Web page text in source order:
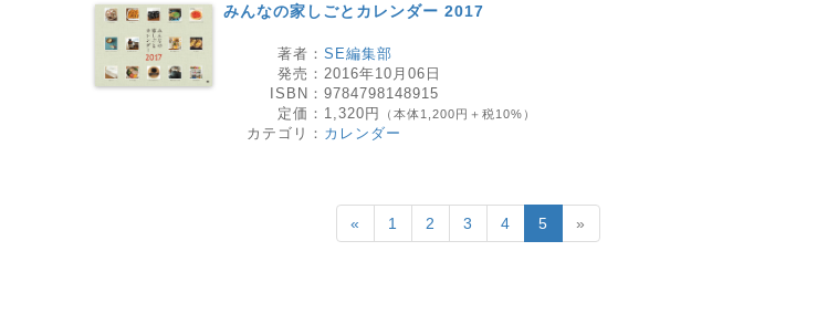
みんなの家しごとカレンダー 2017
著者： SE編集部
発売： 2016年10月06日
ISBN： 9784798148915
定価： 1,320円 （本体1,200円＋税10%）
カテゴリ： カレンダー
« 1 2 3 4 5 »